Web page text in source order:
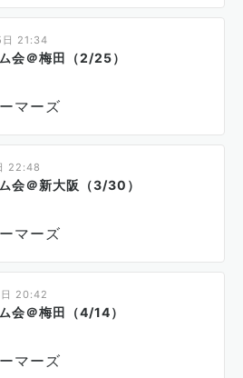
21:34
会＠梅田（2/25）
マーズ
22:48
会＠新大阪（3/30）
マーズ
20:42
会＠梅田（4/14）
マーズ